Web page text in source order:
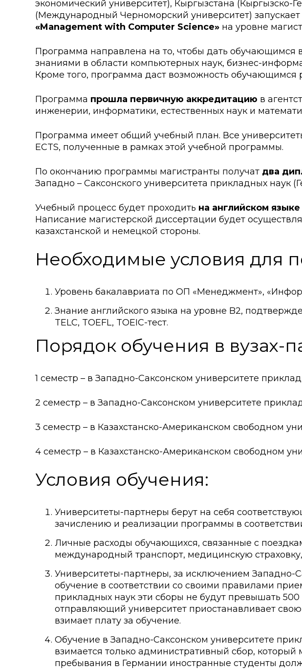
Колледжи
Внутренние нормативные документы КАСУ
Обращение Президента КАСУ
Центр Институциональных исследований КАСУ
Проект «Поколение будущего: лидеры XXI
века»
Творческие экзамены
Специальный экзамен
Для иностранных студентов
Анкета абитуриента
экономический университет), Кыргызстана (Кыргызско-
(Международный Черноморский университет)
«Management with Computer Science» на уровне
Программа направлена на то, чтобы дать обучающимся
знаниями в области компьютерных наук, бизнес-
Кроме того, программа даст возможность обучающимся
Программа прошла первичную аккредитацию в
инженерии, информатики, естественных наук и
Программа имеет общий учебный план. Все
ECTS, полученные в рамках этой учебной программы.
По окончанию программы магистранты получат два
Западно – Саксонского университета прикладных наук
Учебный процесс будет проходить на английском языке
Написание магистерской диссертации будет
казахстанской и немецкой стороны.
Необходимые условия для
Уровень бакалавриата по ОП «Менеджмент»,
Знание английского языка на уровне B2,
TELC, TOEFL, TOEIC-тест.
Порядок обучения в вузах-
1 семестр – в Западно-Саксонском университете
2 семестр – в Западно-Саксонском университете
3 семестр – в Казахстанско-Американском свободном
4 семестр – в Казахстанско-Американском свободном
Условия обучения:
Университеты-партнеры берут на себя
зачислению и реализации программы в
Личные расходы обучающихся, связанные с
международный транспорт, медицинскую
Университеты-партнеры, за исключением Западно-
обучение в соответствии со своими правилами
прикладных наук эти сборы не будут превышать
отправляющий университет приостанавливает
взимает плату за обучение.
Обучение в Западно-Саксонском университете
взимается только административный сбор, который
пребывания в Германии иностранные студенты